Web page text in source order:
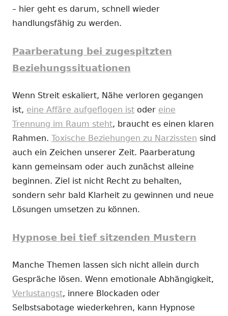
– hier geht es darum, schnell wieder
handlungsfähig zu werden.
Paarberatung bei zugespitzten
Beziehungssituationen
Wenn Streit eskaliert, Nähe verloren gegangen
ist, eine Affäre aufgeflogen ist oder eine
Trennung im Raum steht, braucht es einen klaren
Rahmen. Toxische Beziehungen zu Narzissten sind
auch ein Zeichen unserer Zeit. Paarberatung
kann gemeinsam oder auch zunächst alleine
beginnen. Ziel ist nicht Recht zu behalten,
sondern sehr bald Klarheit zu gewinnen und neue
Lösungen umsetzen zu können.
Hypnose bei tief sitzenden Mustern
Manche Themen lassen sich nicht allein durch
Gespräche lösen. Wenn emotionale Abhängigkeit,
Verlustangst, innere Blockaden oder
Selbstsabotage wiederkehren, kann Hypnose